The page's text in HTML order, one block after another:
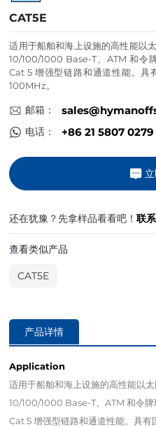
CAT5E
适用于船舶和海上设施的高性能以
10/100/1000 Base-T、ATM 和令
Cat 5 增强型链路和通道性能。具
100MHz。
邮箱：
电话： +86 21 5807 0279
还在犹豫？先拿样品看看吧！联
查看类似产品
CAT5E
产品详情
Application
适用于船舶和海上设施的高性能以
10/100/1000 Base-T、ATM 和令
Cat 5 增强型链路和通道性能。具